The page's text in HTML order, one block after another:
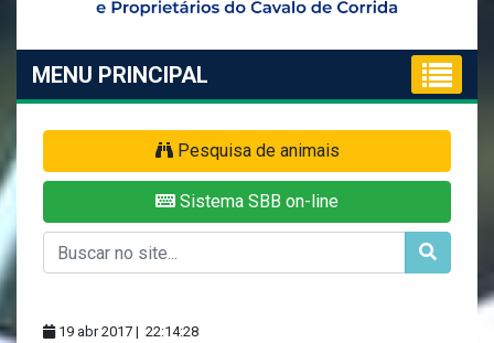
MENU PRINCIPAL
Pesquisa de animais
Sistema SBB on-line
19 abr 2017 | 22:14:28